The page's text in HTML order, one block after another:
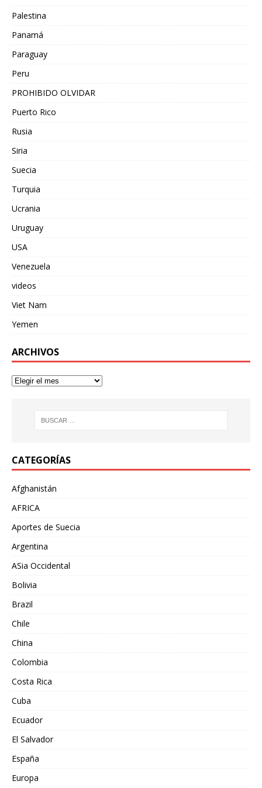
Palestina
Panamá
Paraguay
Peru
PROHIBIDO OLVIDAR
Puerto Rico
Rusia
Siria
Suecia
Turquia
Ucrania
Uruguay
USA
Venezuela
videos
Viet Nam
Yemen
ARCHIVOS
CATEGORÍAS
Afghanistán
AFRICA
Aportes de Suecia
Argentina
ASia Occidental
Bolivia
Brazil
Chile
China
Colombia
Costa Rica
Cuba
Ecuador
El Salvador
España
Europa